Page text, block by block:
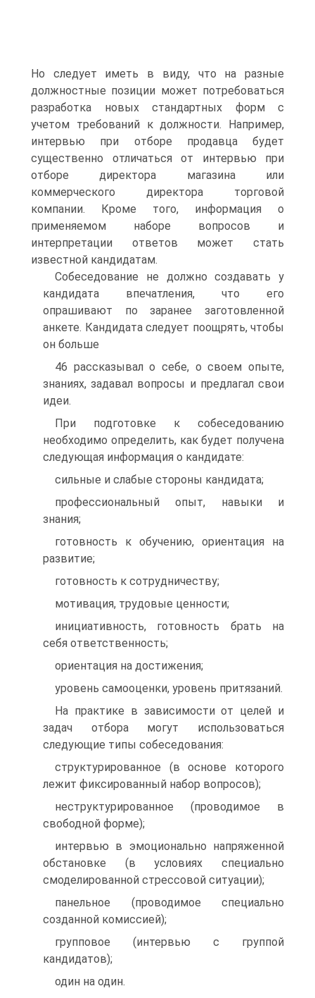
Но следует иметь в виду, что на разные
должностные позиции может потребоваться
разработка новых стандартных форм с
учетом требований к должности. Например,
интервью при отборе продавца будет
существенно отличаться от интервью при
отборе директора магазина или
коммерческого директора торговой
компании. Кроме того, информация о
применяемом наборе вопросов и
интерпретации ответов может стать
известной кандидатам.
Собеседование не должно создавать у
кандидата впечатления, что его
опрашивают по заранее заготовленной
анкете. Кандидата следует поощрять, чтобы
он больше
46 рассказывал о себе, о своем опыте,
знаниях, задавал вопросы и предлагал свои
идеи.
При подготовке к собеседованию
необходимо определить, как будет получена
следующая информация о кандидате:
сильные и слабые стороны кандидата;
профессиональный опыт, навыки и
знания;
готовность к обучению, ориентация на
развитие;
готовность к сотрудничеству;
мотивация, трудовые ценности;
инициативность, готовность брать на
себя ответственность;
ориентация на достижения;
уровень самооценки, уровень притязаний.
На практике в зависимости от целей и
задач отбора могут использоваться
следующие типы собеседования:
структурированное (в основе которого
лежит фиксированный набор вопросов);
неструктурированное (проводимое в
свободной форме);
интервью в эмоционально напряженной
обстановке (в условиях специально
смоделированной стрессовой ситуации);
панельное (проводимое специально
созданной комиссией);
групповое (интервью с группой
кандидатов);
один на один.